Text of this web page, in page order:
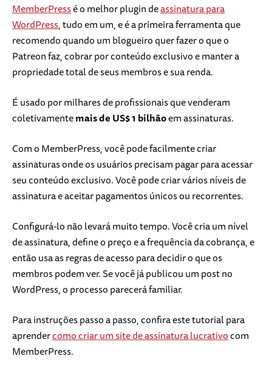
MemberPressé o melhor plugin deassinatura para
WordPress, tudo em um, e é a primeira ferramenta que
recomendo quando um blogueiro quer fazer o que o
Patreon faz, cobrar por conteúdo exclusivo e manter a
propriedade total de seus membros e sua renda.
É usado por milhares de profissionais que venderam
coletivamentemais de US$ 1 bilhãoem assinaturas.
Com o MemberPress, você pode facilmente criar
assinaturas onde os usuários precisam pagar para acessar
seu conteúdo exclusivo. Você pode criar vários níveis de
assinatura e aceitar pagamentos únicos ou recorrentes.
Configurá-lo não levará muito tempo. Você cria um nível
de assinatura, define o preço e a frequência da cobrança, e
então usa as regras de acesso para decidir o que os
membros podem ver. Se você já publicou um post no
WordPress, o processo parecerá familiar.
Para instruções passo a passo, confira este tutorial para
aprendercomo criar um site de assinatura lucrativocom
MemberPress.